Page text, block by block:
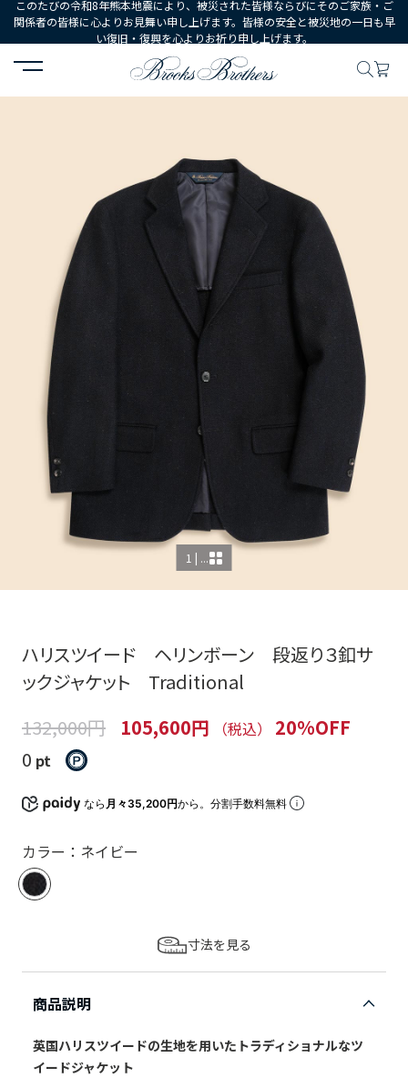
このたびの令和8年熊本地震により、被災された皆様ならびにそのご家族・ご
関係者の皆様に心よりお見舞い申し上げます。皆様の安全と被災地の一日も早
い復旧・復興を心よりお祈り申し上げます。
HOME ウェア ブレザー・ジャケット・ベスト ハリスツ
1 | ...
ハリスツイード ヘリンボーン 段返り３釦サ
ックジャケット Traditional
132,000円
105,600円 （税込）
20%OFF
0 pt
なら 月々35,200円から。分割手数料無料
カラー：ネイビー
寸法を見る
商品説明
英国ハリスツイードの生地を用いたトラディショナルなツ
イードジャケット